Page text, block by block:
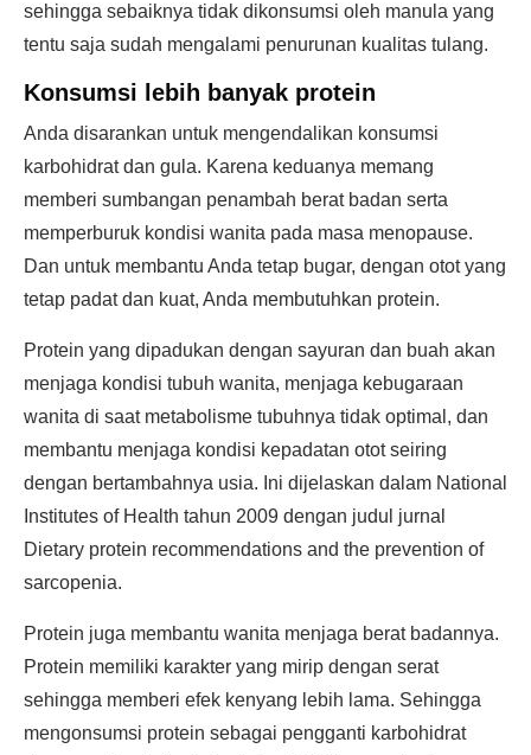
sehingga sebaiknya tidak dikonsumsi oleh manula yang
tentu saja sudah mengalami penurunan kualitas tulang.
Konsumsi lebih banyak protein
Anda disarankan untuk mengendalikan konsumsi
karbohidrat dan gula. Karena keduanya memang
memberi sumbangan penambah berat badan serta
memperburuk kondisi wanita pada masa menopause.
Dan untuk membantu Anda tetap bugar, dengan otot yang
tetap padat dan kuat, Anda membutuhkan protein.
Protein yang dipadukan dengan sayuran dan buah akan
menjaga kondisi tubuh wanita, menjaga kebugaraan
wanita di saat metabolisme tubuhnya tidak optimal, dan
membantu menjaga kondisi kepadatan otot seiring
dengan bertambahnya usia. Ini dijelaskan dalam National
Institutes of Health tahun 2009 dengan judul jurnal
Dietary protein recommendations and the prevention of
sarcopenia.
Protein juga membantu wanita menjaga berat badannya.
Protein memiliki karakter yang mirip dengan serat
sehingga memberi efek kenyang lebih lama. Sehingga
mengonsumsi protein sebagai pengganti karbohidrat